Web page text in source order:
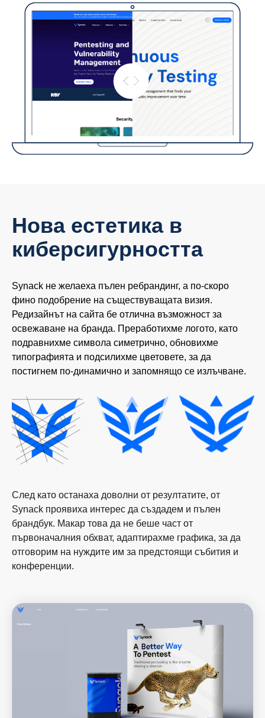
Нова естетика в
киберсигурността
Synack не желаеха пълен ребрандинг, а по-скоро
фино подобрение на съществуващата визия.
Редизайнът на сайта бе отлична възможност за
освежаване на бранда. Преработихме логото, като
подравнихме символа симетрично, обновихме
типографията и подсилихме цветовете, за да
постигнем по-динамично и запомнящо се излъчване.
След като останаха доволни от резултатите, от
Synack проявиха интерес да създадем и пълен
брандбук. Макар това да не беше част от
първоначалния обхват, адаптирахме графика, за да
отговорим на нуждите им за предстоящи събития и
конференции.